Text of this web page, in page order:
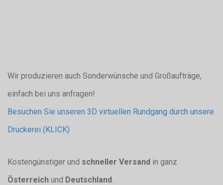
Wir produzieren auch Sonderwünsche und Großaufträge,
einfach bei uns anfragen!
Besuchen Sie unseren 3D virtuellen Rundgang durch unsere
Druckerei (KLICK)
Kostengünstiger und schneller Versand in ganz
Österreich und Deutschland.